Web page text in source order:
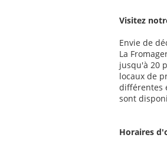
Visitez
Envie de
La
jusqu'à 20
locaux de
différentes
sont
Horaires